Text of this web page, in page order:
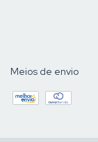
Meios de envio